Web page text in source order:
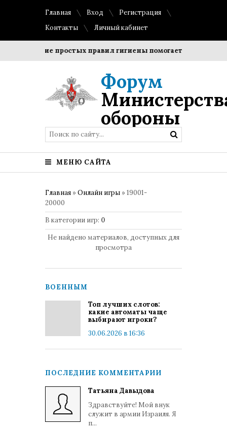
Главная Вход
Регистрация
Контакты
Личный кабинет
простых правил гигиены помогает сохранить
Форум
обороны
МЕНЮ САЙТА
Главная »Онлайн игры » 19001-
20000
В категории игр: 0
Не найдено материалов, доступных для
просмотра
ВОЕННЫМ
Топ лучших слотов:
какие автоматы чаще
выбирают игроки?
30.06.2026 в 16:36
ПОСЛЕДНИЕ КОММЕНТАРИИ
Татьяна Давыдова
Здравствуйте! Мой внук
служит в армии Израиля. Я
п...